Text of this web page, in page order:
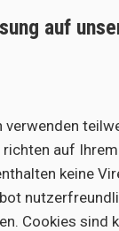
auf
verwenden
auf
keine
Cookies sind